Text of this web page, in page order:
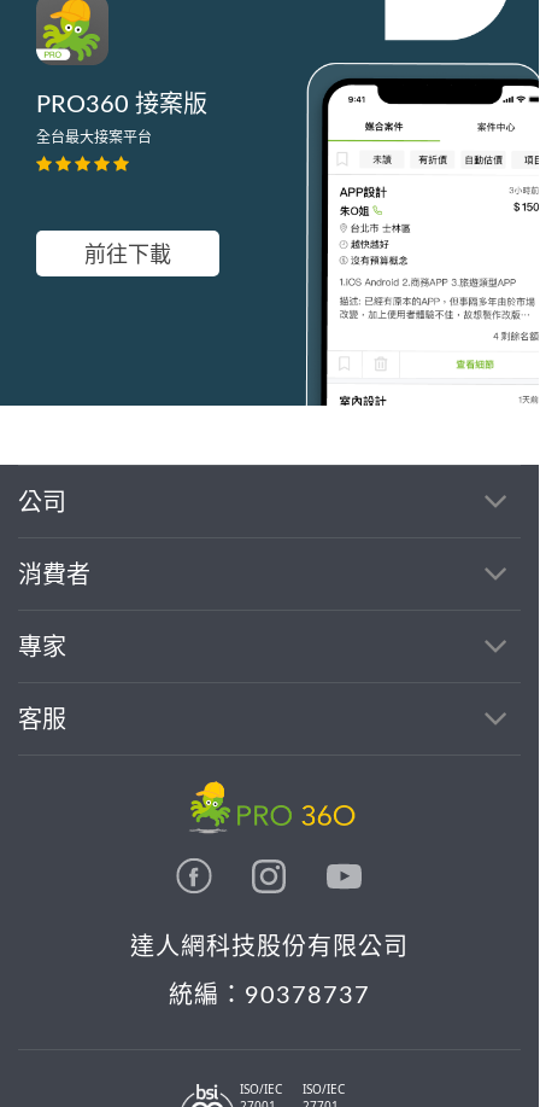
PRO360 接案版
全台最大接案平台
前往下載
公司
消費者
專家
客服
達人網科技股份有限公司
統編：90378737
ISO/IEC
ISO/IEC
繼續完成